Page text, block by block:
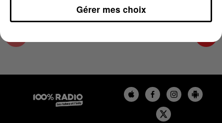
Gérer mes choix